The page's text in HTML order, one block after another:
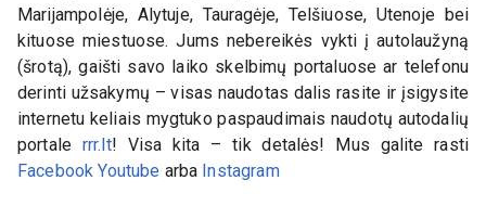
Marijampolėje, Alytuje, Tauragėje, Telšiuose, Utenoje bei
kituose miestuose. Jums nebereikės vykti į autolaužyną
(šrotą), gaišti savo laiko skelbimų portaluose ar telefonu
derinti užsakymų – visas naudotas dalis rasite ir įsigysite
internetu keliais mygtuko paspaudimais naudotų autodalių
portale rrr.lt! Visa kita – tik detalės! Mus galite rasti
Facebook Youtube arba Instagram